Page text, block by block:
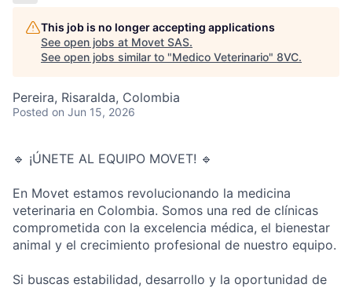
This job is no longer accepting applications
See open jobs at Movet SAS.
See open jobs similar to "Medico Veterinario" 8VC.
Pereira, Risaralda, Colombia
Posted on Jun 15, 2026
🔹 ¡ÚNETE AL EQUIPO MOVET! 🔹
En Movet estamos revolucionando la medicina
veterinaria en Colombia. Somos una red de clínicas
comprometida con la excelencia médica, el bienestar
animal y el crecimiento profesional de nuestro equipo.
Si buscas estabilidad, desarrollo y la oportunidad de